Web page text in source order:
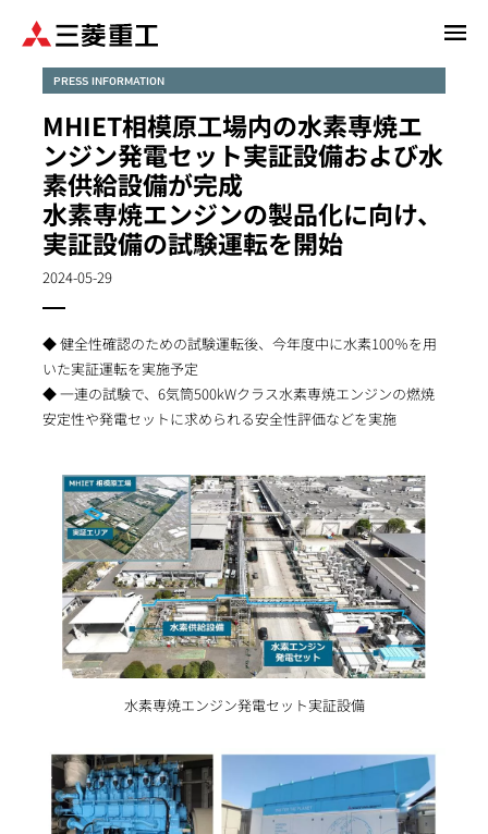
PRESS INFORMATION
MHIET相模原工場内の水素専焼エ
ンジン発電セット実証設備および水
素供給設備が完成
水素専焼エンジンの製品化に向け、
実証設備の試験運転を開始
2024-05-29
◆ 健全性確認のための試験運転後、今年度中に水素100％を用
いた実証運転を実施予定
◆ 一連の試験で、6気筒500kWクラス水素専焼エンジンの燃焼
安定性や発電セットに求められる安全性評価などを実施
水素専焼エンジン発電セット実証設備